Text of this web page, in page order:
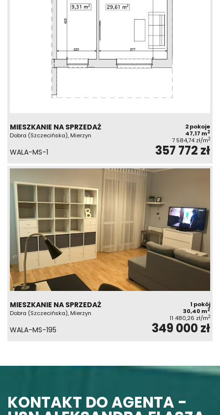
MIESZKANIE NA SPRZEDAŻ
Dobra (Szczecińska), Mierzyn
2 pokoje
47,17 m2
7 584,74 zł/m2
WALA-MS-1 357 772 zł
MIESZKANIE NA SPRZEDAŻ
Dobra (Szczecińska), Mierzyn
1 pokój
30,40 m2
11 480,26 zł/m2
WALA-MS-195 349 000 zł
KONTAKT DO AGENTA -